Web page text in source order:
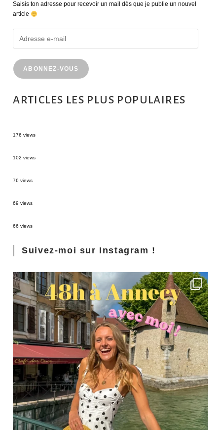
Saisis ton adresse pour recevoir un mail dès que je publie un nouvel
article
ABONNEZ-VOUS
ARTICLES LES PLUS POPULAIRES
176 views
102 views
76 views
69 views
66 views
Suivez-moi sur Instagram !